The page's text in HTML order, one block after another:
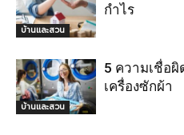
บ้านและสวน
กำไร
บ้านและสวน
5 ความเชื่อผิ
เครื่องซักผ้า